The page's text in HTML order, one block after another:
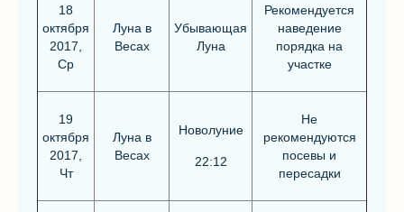
18
октября
2017,
Ср
Луна в
Весах
Убывающая
Луна
Рекомендуется
наведение
порядка на
участке
19
октября
2017,
Чт
Луна в
Весах
Новолуние
22:12
Не
рекомендуются
посевы и
пересадки